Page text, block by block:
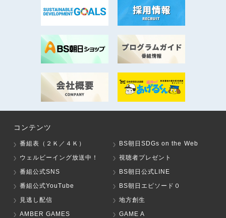
コンテンツ
番組表（２Ｋ／４Ｋ）
BS朝日SDGs on the Web
ウェルビーイング放送中！
視聴者プレゼント
番組公式SNS
BS朝日公式LINE
番組公式YouTube
BS朝日エピソード０
見逃し配信
地方創生
AMBER GAMES
GAME A